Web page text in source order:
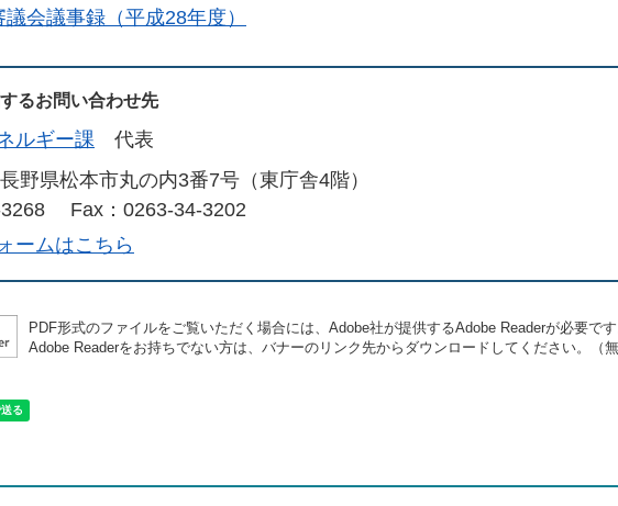
会議事録（平成28年度）
るお問い合わせ先
ルギー課
代表
長野県松本市丸の内3番7号（東庁舎4階）
Fax：0263-34-3202
ームはこちら
PDF形式のファイルをご覧いただく場合には、Adobe社が提供するAdobe Readerが必要です
Adobe Readerをお持ちでない方は、バナーのリンク先からダウンロードしてください。（無